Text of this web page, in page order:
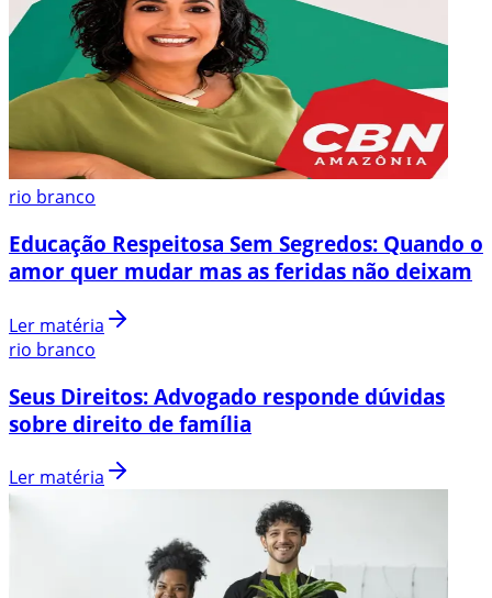
rio branco
Educação Respeitosa Sem Segredos: Quando o
amor quer mudar mas as feridas não deixam
Ler matéria
rio branco
Seus Direitos: Advogado responde dúvidas
sobre direito de família
Ler matéria